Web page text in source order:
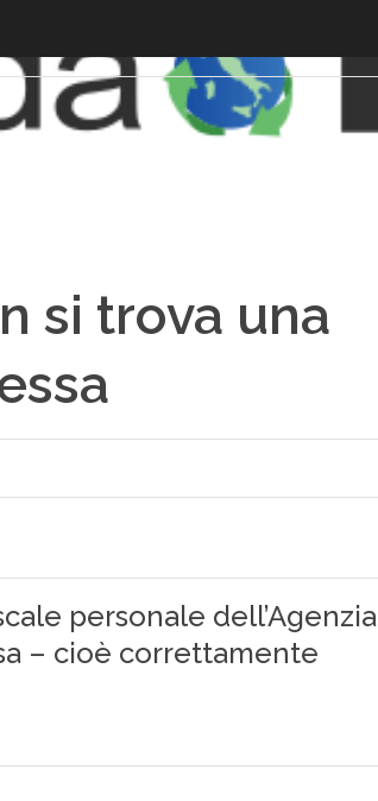
si trova una
personale dell’Agenzia
– cioè correttamente